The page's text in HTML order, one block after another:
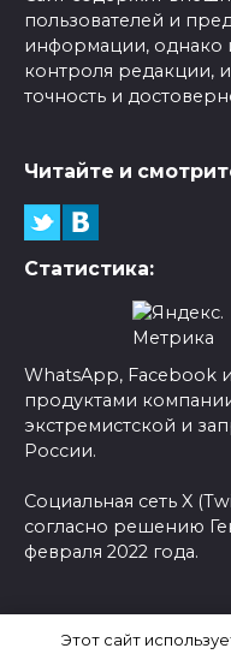
пользователей и
информации, однако
контроля редакции,
точность и
Читайте и
Статистика:
WhatsApp, Facebook
продуктами
экстремистской и
России.
Социальная сеть X
согласно решению
февраля 2022 года.
Этот сайт